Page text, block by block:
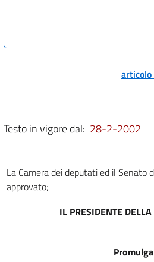
articolo
Testo in vigore dal: 28-2-2002
La Camera dei deputati ed il Senato
approvato;
IL PRESIDENTE
Promulga